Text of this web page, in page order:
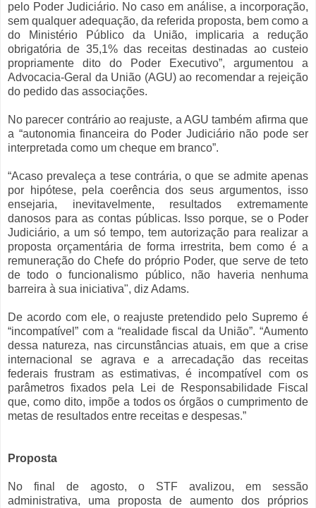
pelo Poder Judiciário. No caso em análise, a incorporação,
sem qualquer adequação, da referida proposta, bem como a
do Ministério Público da União, implicaria a redução
obrigatória de 35,1% das receitas destinadas ao custeio
propriamente dito do Poder Executivo”, argumentou a
Advocacia-Geral da União (AGU) ao recomendar a rejeição
do pedido das associações.
No parecer contrário ao reajuste, a AGU também afirma que
a “autonomia financeira do Poder Judiciário não pode ser
interpretada como um cheque em branco”.
“Acaso prevaleça a tese contrária, o que se admite apenas
por hipótese, pela coerência dos seus argumentos, isso
ensejaria, inevitavelmente, resultados extremamente
danosos para as contas públicas. Isso porque, se o Poder
Judiciário, a um só tempo, tem autorização para realizar a
proposta orçamentária de forma irrestrita, bem como é a
remuneração do Chefe do próprio Poder, que serve de teto
de todo o funcionalismo público, não haveria nenhuma
barreira à sua iniciativa", diz Adams.
De acordo com ele, o reajuste pretendido pelo Supremo é
“incompatível” com a “realidade fiscal da União”. “Aumento
dessa natureza, nas circunstâncias atuais, em que a crise
internacional se agrava e a arrecadação das receitas
federais frustram as estimativas, é incompatível com os
parâmetros fixados pela Lei de Responsabilidade Fiscal
que, como dito, impõe a todos os órgãos o cumprimento de
metas de resultados entre receitas e despesas.”
Proposta
No final de agosto, o STF avalizou, em sessão
administrativa, uma proposta de aumento dos próprios